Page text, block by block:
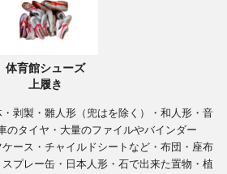
体育館シューズ
上履き
剥製・雛人形（兜はを除く）・和人形・音
のタイヤ・大量のファイルやバインダー
ース・チャイルドシートなど・布団・座布
プレー缶・日本人形・石で出来た置物・植